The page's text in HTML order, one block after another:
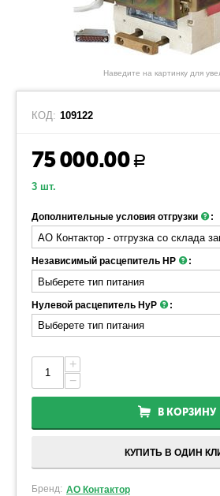
Наведите на картинку для
КОД: 109122
75 000.00 Р
3 шт.
Дополнительные условия отгрузки :
Независимый расцепитель НР :
Нулевой расцепитель НуР :
+
−
В КОРЗИНУ
КУПИТЬ В ОДИН
Бренд: АО Контактор